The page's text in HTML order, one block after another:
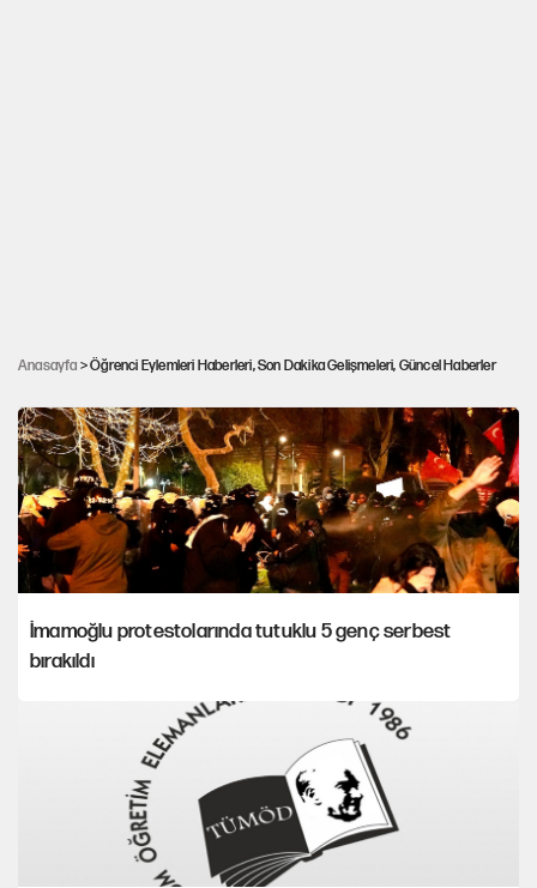
Anasayfa > Öğrenci Eylemleri Haberleri, Son Dakika Gelişmeleri, Güncel Haberler
Demokrasi ve özgürlük şehidi Turan Emeksiz
İmamoğlu protestolarında tutuklu 5 genç serbest
bırakıldı